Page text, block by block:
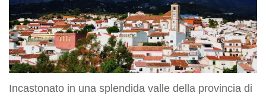
Incastonato in una splendida valle della provincia di